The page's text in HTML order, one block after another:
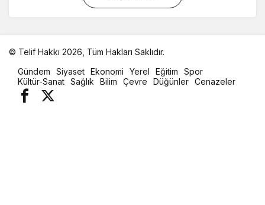
© Telif Hakkı 2026, Tüm Hakları Saklıdır.
oto
kiralama
parça
eşya
Gündem Siyaset Ekonomi Yerel Eğitim
Spor
Kültür-Sanat Sağlık Bilim Çevre Düğünler Cenazeler